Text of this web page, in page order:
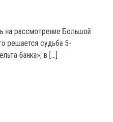
на рассмотрение Большой
решается судьба 5-
банка», в […]